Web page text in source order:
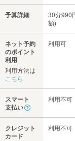
予算詳細
30分990
額)
ネット予約
のポイント
利用
利用方法は
こちら
利用可
スマート
支払い
利用不可
クレジット
カード
利用不可